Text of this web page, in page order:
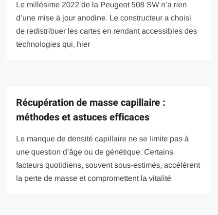
Le millésime 2022 de la Peugeot 508 SW n’a rien
d’une mise à jour anodine. Le constructeur a choisi
de redistribuer les cartes en rendant accessibles des
technologies qui, hier
Récupération de masse capillaire :
méthodes et astuces efficaces
Le manque de densité capillaire ne se limite pas à
une question d’âge ou de génétique. Certains
facteurs quotidiens, souvent sous-estimés, accélèrent
la perte de masse et compromettent la vitalité